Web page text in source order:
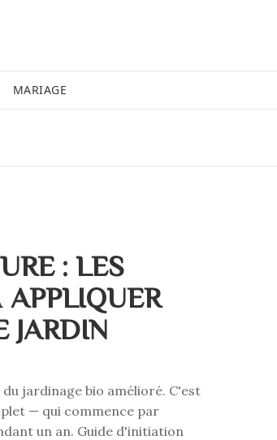
MARIAGE
: LES
APPLIQUER
JARDIN
jardinage bio amélioré. C'est
— qui commence par
un an. Guide d'initiation